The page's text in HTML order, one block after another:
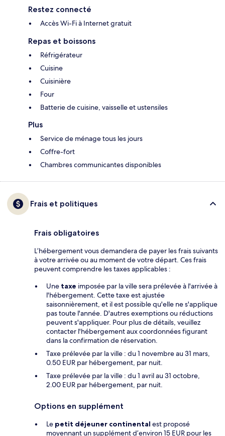
Restez connecté
Accès Wi-Fi à Internet gratuit
Repas et boissons
Réfrigérateur
Cuisine
Cuisinière
Four
Batterie de cuisine, vaisselle et ustensiles
Plus
Service de ménage tous les jours
Coffre-fort
Chambres communicantes disponibles
Frais et politiques
Frais obligatoires
L’hébergement vous demandera de payer les frais suivants
à votre arrivée ou au moment de votre départ. Ces frais
peuvent comprendre les taxes applicables :
Une taxe imposée par la ville sera prélevée à l'arrivée à
l'hébergement. Cette taxe est ajustée
saisonnièrement, et il est possible qu'elle ne s'applique
pas toute l'année. D'autres exemptions ou réductions
peuvent s'appliquer. Pour plus de détails, veuillez
contacter l'hébergement aux coordonnées figurant
dans la confirmation de réservation.
Taxe prélevée par la ville : du 1 novembre au 31 mars,
0.50 EUR par hébergement, par nuit.
Taxe prélevée par la ville : du 1 avril au 31 octobre,
2.00 EUR par hébergement, par nuit.
Options en supplément
Le petit déjeuner continental est proposé
moyennant un supplément d’environ 15 EUR pour les